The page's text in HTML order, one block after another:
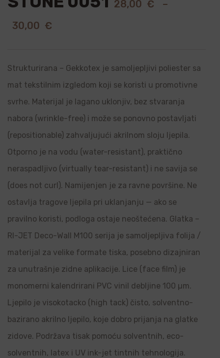
28,00 €
–
30,00 €
Strukturirana – Gekkotex je samoljepljivi poliester sa
mat tekstilnim izgledom koji se koristi u promotivne
svrhe. Materijal je lagano uklonjiv, bez stvaranja
nabora (wrinkle-free) i može se ponovno postavljati
(repositionable) zahvaljujući akrilnom sloju ljepila.
Otporno je na vodu (water-resistant), praktično
neraspadljivo (virtually tear-resistant) i ne savija se
(does not curl). Namijenjen je za ravne površine. Ne
ostavlja tragove ljepila pri uklanjanju — ako se
pravilno koristi, podloga ostaje neoštećena. Glatka –
RI-JET Deco-Wall M100 serija je samoljepljiva folija /
materijal za velike formate tiska, posebno dizajniran
za unutrašnje zidne aplikacije. Lice (face film) je
monomerni kalendrirani PVC vinil debljine 100 µm.
Ljepilo je visokotacko (high tack) čisto, solventno-
bazirano akrilno ljepilo, koje dobro prijanja na glatke
zidove. Podržava tisak pomoću solventnih, eco-
solventnih, latex i UV ink-jet tintnih tehnologija.